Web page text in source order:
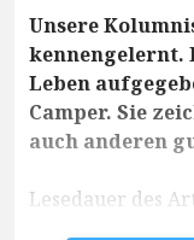
Unsere
kennengelernt.
Leben
Camper. Sie
auch anderen
Lesedauer des